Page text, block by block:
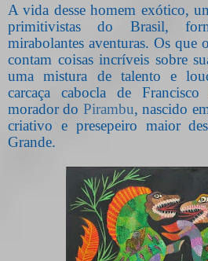
A vida desse homem exótico,
primitivistas do Brasil,
mirabolantes aventuras. Os que
contam coisas incríveis sobre
uma mistura de talento e
carcaça cabocla de
morador do Pirambu, nascido
criativo e presepeiro maior
Grande.